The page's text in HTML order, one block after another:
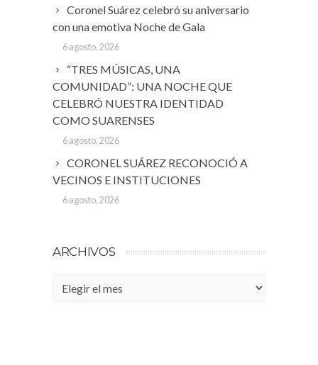
Coronel Suárez celebró su aniversario
con una emotiva Noche de Gala
6 agosto, 2026
“TRES MÚSICAS, UNA
COMUNIDAD”: UNA NOCHE QUE
CELEBRÓ NUESTRA IDENTIDAD
COMO SUARENSES
6 agosto, 2026
CORONEL SUÁREZ RECONOCIÓ A
VECINOS E INSTITUCIONES
6 agosto, 2026
ARCHIVOS
Archivos